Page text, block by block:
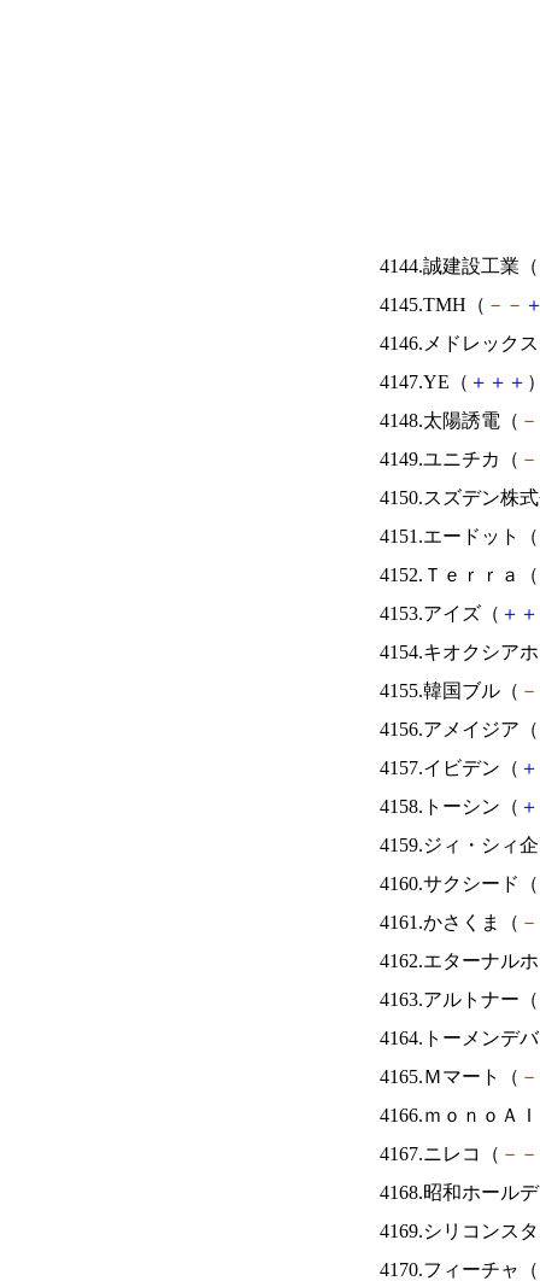
4144.誠建設工業（
4145.TMH（ － －
4146.メドレック
4147.YE（ ＋ ＋ ＋
4148.太陽誘電（ －
4149.ユニチカ（ －
4150.スズデン株
4151.エードット（
4152.Ｔｅｒｒａ（
4153.アイズ（ ＋ ＋
4154.キオクシア
4155.韓国ブル（ －
4156.アメイジア（
4157.イビデン（ ＋
4158.トーシン（ ＋
4159.ジィ・シィ
4160.サクシード（
4161.かさくま（ －
4162.エターナル
4163.アルトナー（
4164.トーメンデ
4165.Ｍマート（ －
4166.ｍｏｎｏＡ
4167.ニレコ（ － －
4168.昭和ホール
4169.シリコンス
4170.フィーチャ（